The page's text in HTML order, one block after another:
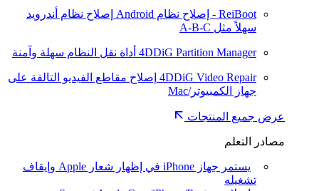
ReiBoot - إصلاح نظام Android
إصلاح نظام أندرويد
سهلاً مثل A-B-C
4DDiG Partition Manager أداة نقل النظام سهلة وآمنة
4DDiG Video Repair إصلاح مقاطع الفيديو التالفة على
جهاز الكمبيوتر/Mac
عرض جميع المنتجات
مصادر التعلم
يستمر جهاز iPhone في إظهار شعار Apple وإيقاف
تشغيله